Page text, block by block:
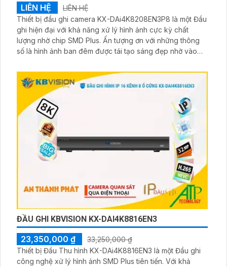
LIÊN HỆ
LIÊN HỆ
Thiết bị đầu ghi camera KX-DAi4K8208EN3P8 là một Đầu
ghi hiện đại với khả năng xử lý hình ảnh cực kỳ chất
lượng nhờ chip SMD Plus. Ấn tượng ơn với những thông
số là hình ảnh ban đêm được tái tạo sáng đẹp nhờ vào
cấp chất lượng hình ảnh sắc nét và lưu trữ lâu hơn
ĐẦU GHI KBVISION KX-DAI4K8816EN3
23,350,000 ₫
33,250,000 ₫
Thiết bị Đầu Thu hình KX-DAi4K8816EN3 là một Đầu ghi
công nghệ xử lý hình ảnh SMD Plus tiên tiến. Với khả